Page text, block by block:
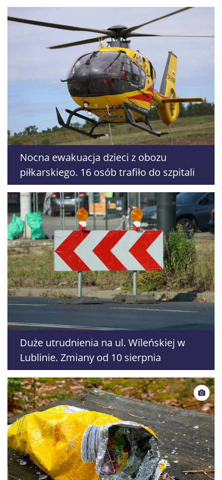
Nocna ewakuacja dzieci z obozu
piłkarskiego. 16 osób trafiło do szpitali
Duże utrudnienia na ul. Wileńskiej w
Lublinie. Zmiany od 10 sierpnia